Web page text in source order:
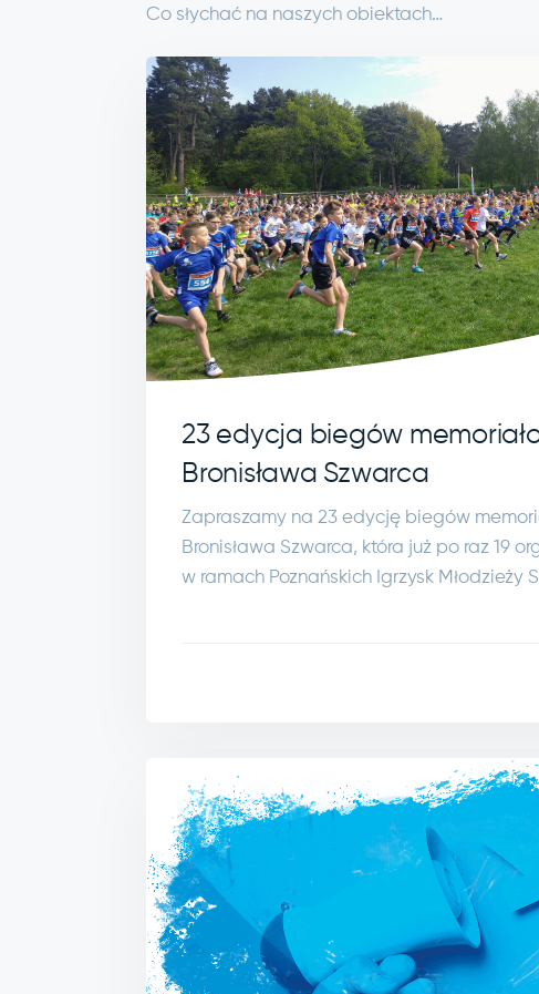
Co słychać na naszych obiektach…
23 edycja biegów
Bronisława Szwarca
Zapraszamy na 23 edycję biegów
Bronisława Szwarca, która już po raz 19
w ramach Poznańskich Igrzysk Młodzieży